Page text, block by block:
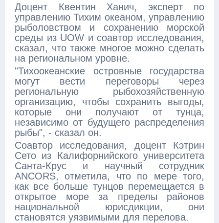
Доцент Квентин Ханич, эксперт по
управлению Тихим океаном, управлению
рыболовством и сохранению морской
среды из UOW и соавтор исследования,
сказал, что также многое можно сделать
на региональном уровне.
"Тихоокеанские островные государства
могут вести переговоры через
региональную рыбохозяйственную
организацию, чтобы сохранить выгоды,
которые они получают от тунца,
независимо от будущего распределения
рыбы", - сказал он.
Соавтор исследования, доцент Кэтрин
Сето из Калифорнийского университета
Санта-Крус и научный сотрудник
ANCORS, отметила, что по мере того,
как все больше тунцов перемещается в
открытое море за пределы районов
национальной юрисдикции, они
становятся уязвимыми для перелова.